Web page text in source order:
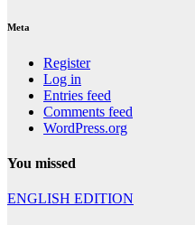
Meta
Register
Log in
Entries feed
Comments feed
WordPress.org
You missed
ENGLISH EDITION